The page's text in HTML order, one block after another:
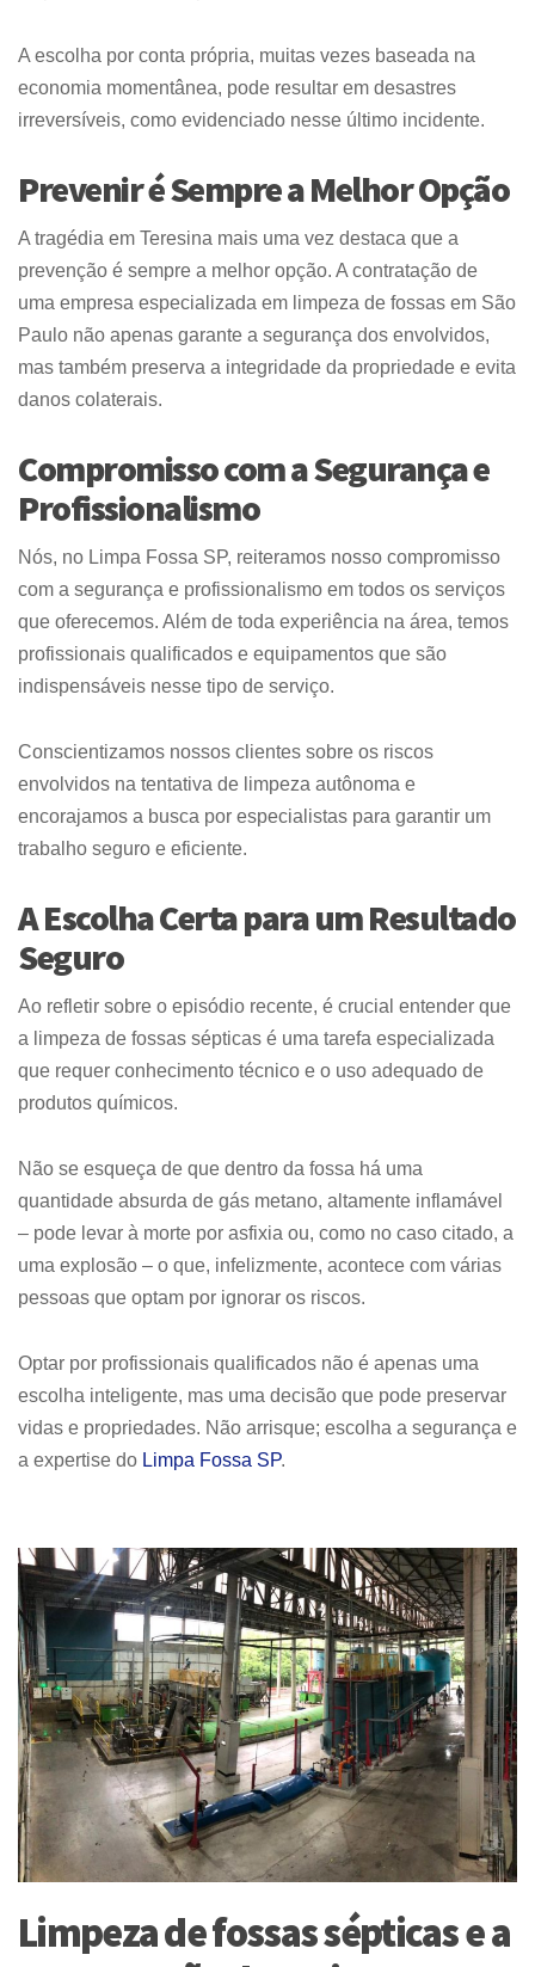
A escolha por conta própria, muitas vezes baseada na
economia momentânea, pode resultar em desastres
irreversíveis, como evidenciado nesse último incidente.
Prevenir é Sempre a Melhor Opção
A tragédia em Teresina mais uma vez destaca que a
prevenção é sempre a melhor opção. A contratação de
uma empresa especializada em limpeza de fossas em São
Paulo não apenas garante a segurança dos envolvidos,
mas também preserva a integridade da propriedade e evita
danos colaterais.
Compromisso com a Segurança e
Profissionalismo
Nós, no Limpa Fossa SP, reiteramos nosso compromisso
com a segurança e profissionalismo em todos os serviços
que oferecemos. Além de toda experiência na área, temos
profissionais qualificados e equipamentos que são
indispensáveis nesse tipo de serviço.
Conscientizamos nossos clientes sobre os riscos
envolvidos na tentativa de limpeza autônoma e
encorajamos a busca por especialistas para garantir um
trabalho seguro e eficiente.
A Escolha Certa para um Resultado
Seguro
Ao refletir sobre o episódio recente, é crucial entender que
a limpeza de fossas sépticas é uma tarefa especializada
que requer conhecimento técnico e o uso adequado de
produtos químicos.
Não se esqueça de que dentro da fossa há uma
quantidade absurda de gás metano, altamente inflamável
– pode levar à morte por asfixia ou, como no caso citado, a
uma explosão – o que, infelizmente, acontece com várias
pessoas que optam por ignorar os riscos.
Optar por profissionais qualificados não é apenas uma
escolha inteligente, mas uma decisão que pode preservar
vidas e propriedades. Não arrisque; escolha a segurança e
a expertise do Limpa Fossa SP.
Limpeza de fossas sépticas e a